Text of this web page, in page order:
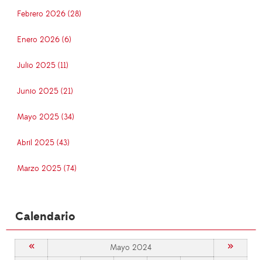
Febrero 2026 (28)
Enero 2026 (6)
Julio 2025 (11)
Junio 2025 (21)
Mayo 2025 (34)
Abril 2025 (43)
Marzo 2025 (74)
Calendario
« Mayo 2024 »